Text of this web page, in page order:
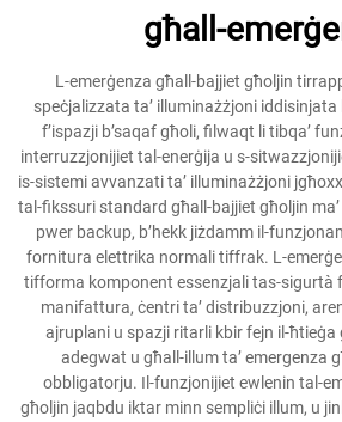
għall-
L-emerġenza għall-bajjiet għoljin
speċjalizzata ta’ illuminażżjoni
f’ispazji b’saqaf għoli, filwaqt li tibqa’
interruzzjonijiet tal-enerġija u s-
is-sistemi avvanzati ta’ illuminażżjoni
tal-fikssuri standard għall-bajjiet għoljin
pwer backup, b’hekk jiżdamm il-
fornitura elettrika normali tiffrak. L-
tifforma komponent essenzjali tas-sigurtà
manifattura, ċentri ta’ distribuzzjoni,
ajruplani u spazji ritarli kbir fejn il-ħtieġa
adegwat u għall-illum ta’ emergenza
obbligatorju. Il-funzjonijiet ewlenin tal-
għoljin jaqbdu iktar minn sempliċi illum, u